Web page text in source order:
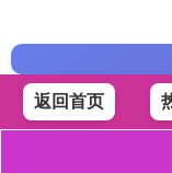
返回首页